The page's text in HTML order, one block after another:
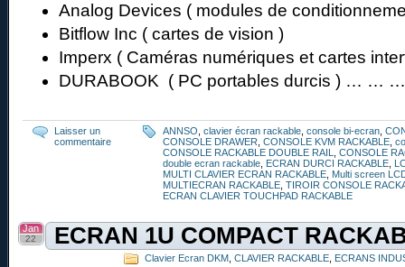
Analog Devices ( modules de
Bitflow Inc ( cartes de vision )
Imperx ( Caméras numériques et cartes
DURABOOK ( PC portables durcis ) … … …
Laisser un
commentaire
ANNSO clavier écran rackable console bi-ecran
CONSOLE DRAWER CONSOLE KVM RACKABLE
CONSOLE RACKABLE DOUBLE RAIL
CONSOLE
double ecran rackable
ECRAN DURCI RACKABLE
MULTI CLAVIER ECRAN RACKABLE Multi screen
MULTIECRAN RACKABLE TIROIR CONSOLE
ECRAN CLAVIER TOUCHPAD RACKABLE
ECRAN 1U COMPACT
Jan
22
Clavier Ecran DKM CLAVIER RACKABLE ECRANS